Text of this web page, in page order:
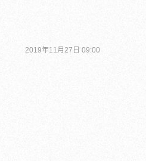
2019年11月27日 09:00